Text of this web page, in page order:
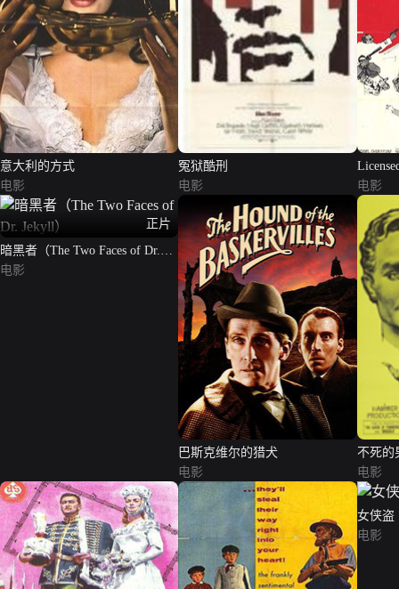
意大利的方式
电影
冤狱酷刑
电影
电影
正片
暗黑者（The Two Faces of Dr.
Jekyll）
电影
巴斯克维尔的猎犬
电影
不死的
电影
女侠盗
电影